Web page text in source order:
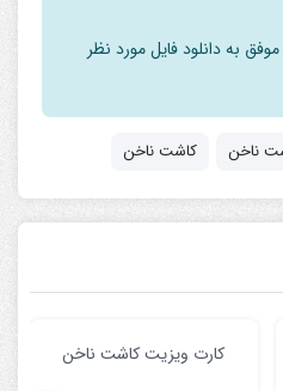
به دانلود فایل مورد نظر
ناخن کاشت ناخن
کارت ویزیت کاشت ناخن